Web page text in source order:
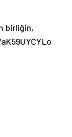
birliğin,